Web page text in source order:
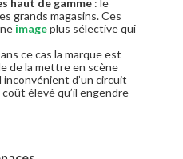
haut de gamme : le
grands magasins. Ces
imageplus sélective qui
ce cas la marque est
de la mettre en scène
inconvénient d’un circuit
élevé qu’il engendre